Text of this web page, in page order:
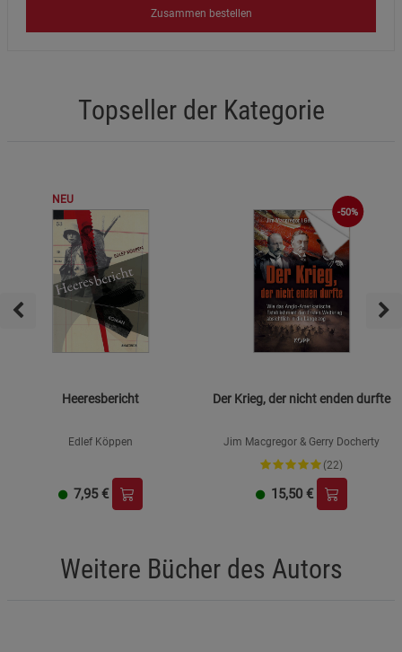
Zusammen bestellen
Topseller der Kategorie
NEU
Heeresbericht
Edlef Köppen
7,95 €
-50%
Der Krieg, der nicht enden durfte
Jim Macgregor & Gerry Docherty
(22)
15,50 €
Weitere Bücher des Autors